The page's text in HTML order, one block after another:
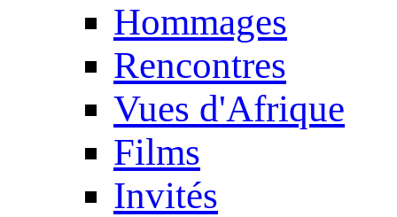
Hommages
Rencontres
Vues d'Afrique
Films
Invités